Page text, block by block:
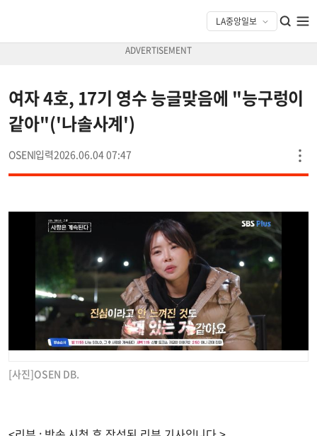
여자 4호, 17기 영수 능글맞음에 "능구렁이
같아"('나솔사계')
OSEN 2026.06.04 07:47
[사진]OSEN DB.